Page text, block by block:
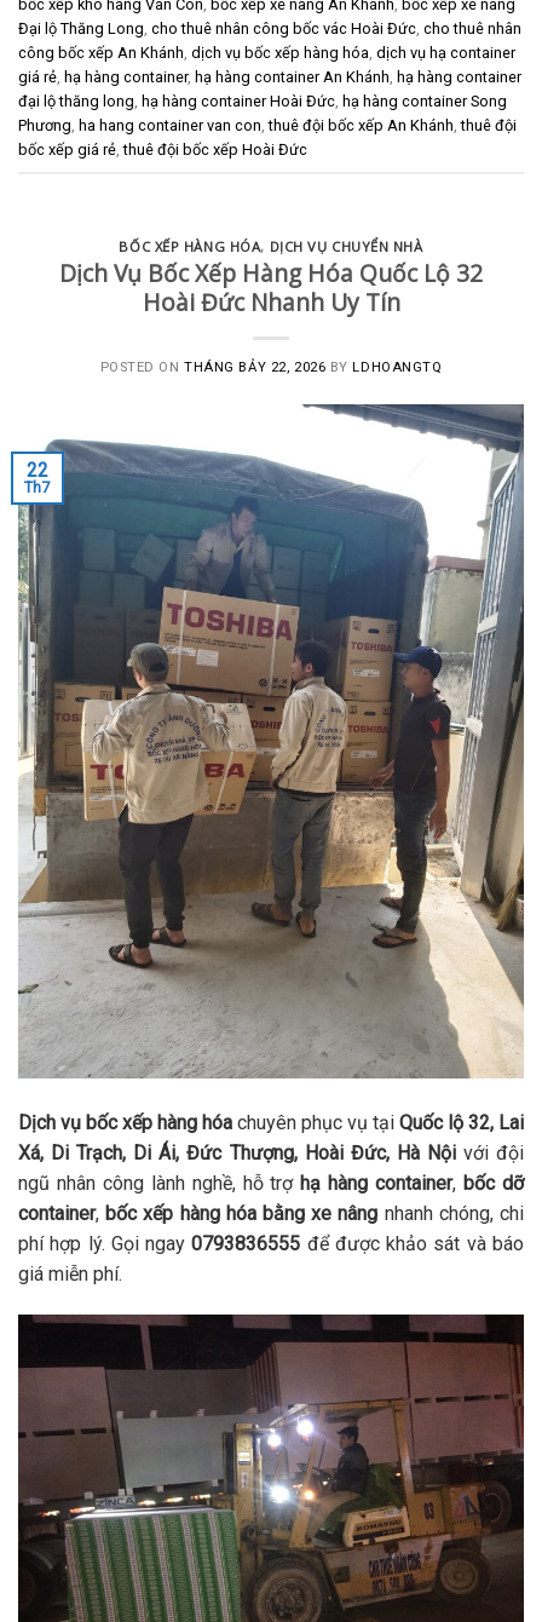
bốc xếp kho hàng Vân Côn bốc xếp xe nâng An Khánh bốc xếp xe nâng
Đại lộ Thăng Long cho thuê nhân công bốc vác Hoài Đức cho thuê nhân
công bốc xếp An Khánh dịch vụ bốc xếp hàng hóa dịch vụ hạ container
giá rẻ hạ hàng container, hạ hàng container An Khánh hạ hàng container
đại lộ thăng long hạ hàng container Hoài Đức hạ hàng container Song
Phương ha hang container van con ,thuê đội bốc xếp An Khánh ,thuê đội
bốc xếp giá rẻ ,thuê đội bốc xếp Hoài Đức
BỐC XẾP HÀNG HÓA, DỊCH VỤ CHUYỂN NHÀ
Dịch Vụ Bốc Xếp Hàng Hóa Quốc Lộ 32
Hoài Đức Nhanh Uy Tín
POSTED ONTHÁNG BẢY 22, 2026 BY LDHOANGTQ
22
Th7
Dịch vụ bốc xếp hàng hóa chuyên phục vụ tại Quốc lộ 32, Lai
Xá, Di Trạch, Di Ái, Đức Thượng, Hoài Đức, Hà Nộivới đội
ngũ nhân công lành nghề, hỗ trợ hạ hàng container, bốc dỡ
container, bốc xếp hàng hóa bằng xe nâng nhanh chóng, chi
phí hợp lý. Gọi ngay0793836555 để được khảo sát và báo
giá miễn phí.